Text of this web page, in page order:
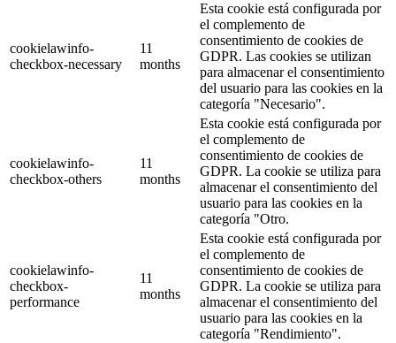
cookielawinfo-
checkbox-necessary
11
months
Esta cookie está configurada por
el complemento de
consentimiento de cookies de
GDPR. Las cookies se utilizan
para almacenar el consentimiento
del usuario para las cookies en la
categoría "Necesario".
cookielawinfo-
checkbox-others
11
months
Esta cookie está configurada por
el complemento de
consentimiento de cookies de
GDPR. La cookie se utiliza para
almacenar el consentimiento del
usuario para las cookies en la
categoría "Otro.
cookielawinfo-
checkbox-
performance
11
months
Esta cookie está configurada por
el complemento de
consentimiento de cookies de
GDPR. La cookie se utiliza para
almacenar el consentimiento del
usuario para las cookies en la
categoría "Rendimiento".